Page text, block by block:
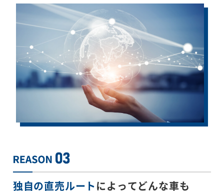
独自の直売ルートによってどんな車も